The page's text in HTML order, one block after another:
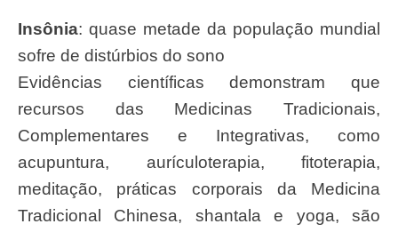
Insônia: quase metade da população mundial
sofre de distúrbios do sono
Evidências científicas demonstram que
recursos das Medicinas Tradicionais,
Complementares e Integrativas, como
acupuntura, aurículoterapia, fitoterapia,
meditação, práticas corporais da Medicina
Tradicional Chinesa, shantala e yoga, são